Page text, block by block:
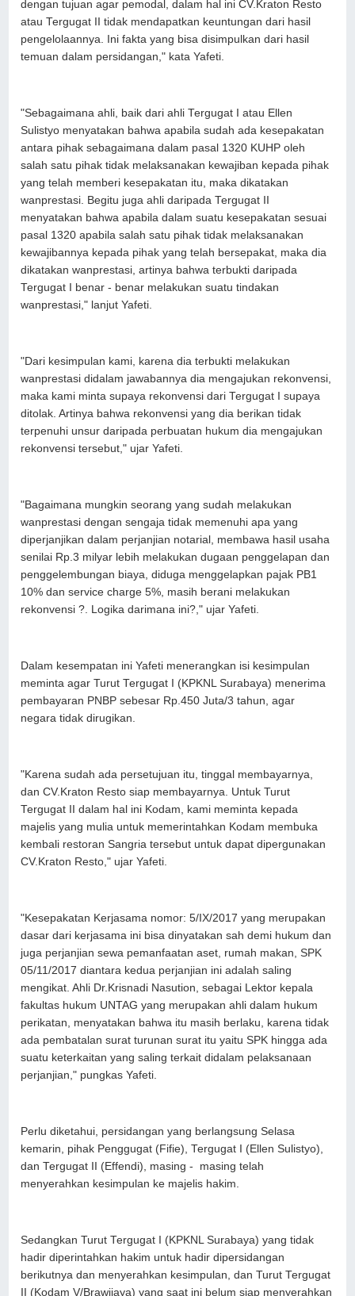
dengan tujuan agar pemodal, dalam hal ini CV.Kraton Resto
atau Tergugat II tidak mendapatkan keuntungan dari hasil
pengelolaannya. Ini fakta yang bisa disimpulkan dari hasil
temuan dalam persidangan," kata Yafeti.
"Sebagaimana ahli, baik dari ahli Tergugat I atau Ellen
Sulistyo menyatakan bahwa apabila sudah ada kesepakatan
antara pihak sebagaimana dalam pasal 1320 KUHP oleh
salah satu pihak tidak melaksanakan kewajiban kepada pihak
yang telah memberi kesepakatan itu, maka dikatakan
wanprestasi. Begitu juga ahli daripada Tergugat II
menyatakan bahwa apabila dalam suatu kesepakatan sesuai
pasal 1320 apabila salah satu pihak tidak melaksanakan
kewajibannya kepada pihak yang telah bersepakat, maka dia
dikatakan wanprestasi, artinya bahwa terbukti daripada
Tergugat I benar - benar melakukan suatu tindakan
wanprestasi," lanjut Yafeti.
"Dari kesimpulan kami, karena dia terbukti melakukan
wanprestasi didalam jawabannya dia mengajukan rekonvensi,
maka kami minta supaya rekonvensi dari Tergugat I supaya
ditolak. Artinya bahwa rekonvensi yang dia berikan tidak
terpenuhi unsur daripada perbuatan hukum dia mengajukan
rekonvensi tersebut," ujar Yafeti.
"Bagaimana mungkin seorang yang sudah melakukan
wanprestasi dengan sengaja tidak memenuhi apa yang
diperjanjikan dalam perjanjian notarial, membawa hasil usaha
senilai Rp.3 milyar lebih melakukan dugaan penggelapan dan
penggelembungan biaya, diduga menggelapkan pajak PB1
10% dan service charge 5%, masih berani melakukan
rekonvensi ?. Logika darimana ini?," ujar Yafeti.
Dalam kesempatan ini Yafeti menerangkan isi kesimpulan
meminta agar Turut Tergugat I (KPKNL Surabaya) menerima
pembayaran PNBP sebesar Rp.450 Juta/3 tahun, agar
negara tidak dirugikan.
"Karena sudah ada persetujuan itu, tinggal membayarnya,
dan CV.Kraton Resto siap membayarnya. Untuk Turut
Tergugat II dalam hal ini Kodam, kami meminta kepada
majelis yang mulia untuk memerintahkan Kodam membuka
kembali restoran Sangria tersebut untuk dapat dipergunakan
CV.Kraton Resto," ujar Yafeti.
"Kesepakatan Kerjasama nomor: 5/IX/2017 yang merupakan
dasar dari kerjasama ini bisa dinyatakan sah demi hukum dan
juga perjanjian sewa pemanfaatan aset, rumah makan, SPK
05/11/2017 diantara kedua perjanjian ini adalah saling
mengikat. Ahli Dr.Krisnadi Nasution, sebagai Lektor kepala
fakultas hukum UNTAG yang merupakan ahli dalam hukum
perikatan, menyatakan bahwa itu masih berlaku, karena tidak
ada pembatalan surat turunan surat itu yaitu SPK hingga ada
suatu keterkaitan yang saling terkait didalam pelaksanaan
perjanjian," pungkas Yafeti.
Perlu diketahui, persidangan yang berlangsung Selasa
kemarin, pihak Penggugat (Fifie), Tergugat I (Ellen Sulistyo),
dan Tergugat II (Effendi), masing - masing telah
menyerahkan kesimpulan ke majelis hakim.
Sedangkan Turut Tergugat I (KPKNL Surabaya) yang tidak
hadir diperintahkan hakim untuk hadir dipersidangan
berikutnya dan menyerahkan kesimpulan, dan Turut Tergugat
II (Kodam V/Brawijaya) yang saat ini belum siap menyerahkan